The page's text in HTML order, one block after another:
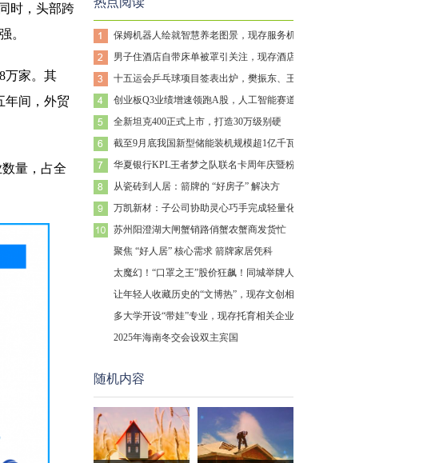
时，头部跨
。
万家。其
年间，外贸
量，占全
保姆机器人绘就智慧养老图景，现存服务机器
男子住酒店自带床单被罩引关注，现存酒店相
十五运会乒乓球项目签表出炉，樊振东、王楚
创业板Q3业绩增速领跑A股，人工智能赛道
全新坦克400正式上市，打造30万级别硬
截至9月底我国新型储能装机规模超1亿千瓦
华夏银行KPL王者梦之队联名卡周年庆暨粉
从瓷砖到人居：箭牌的 “好房子” 解决方
万凯新材：子公司协助灵心巧手完成轻量化结
苏州阳澄湖大闸蟹销路俏蟹农蟹商发货忙
聚焦 “好人居” 核心需求 箭牌家居凭科
太魔幻！“口罩之王”股价狂飙！同城举牌人
让年轻人收藏历史的“文博热”，现存文创相
多大学开设“带娃”专业，现存托育相关企业
2025年海南冬交会设双主宾国
随机内容